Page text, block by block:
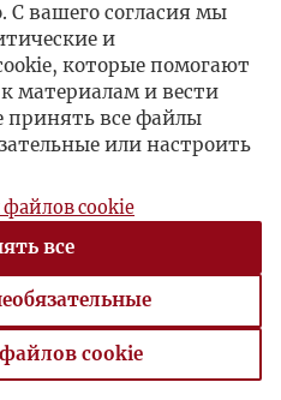
С вашего согласия мы
и
которые помогают
материалам и вести
все файлы
или настроить
cookie
все
cookie